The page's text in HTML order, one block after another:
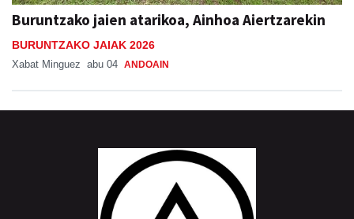
Buruntzako jaien atarikoa, Ainhoa Aiertzarekin
BURUNTZAKO JAIAK 2026
Xabat Minguez abu 04 ANDOAIN